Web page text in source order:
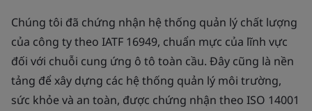
Chúng tôi đã chứng nhận hệ thống quản lý chất lượng
của công ty theo IATF 16949, chuẩn mực của lĩnh vực
đối với chuỗi cung ứng ô tô toàn cầu. Đây cũng là nền
tảng để xây dựng các hệ thống quản lý môi trường,
sức khỏe và an toàn, được chứng nhận theo ISO 14001